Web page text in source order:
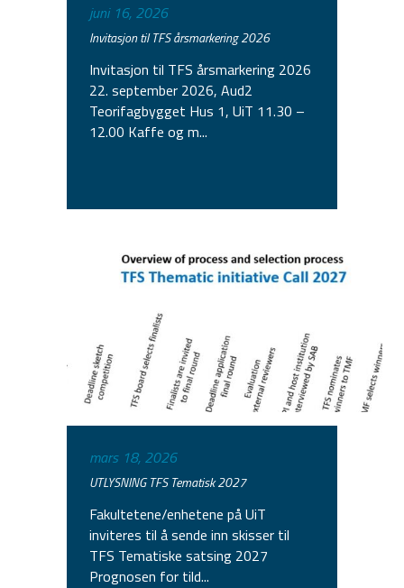
juni 16, 2026
Invitasjon til TFS årsmarkering 2026
Invitasjon til TFS årsmarkering 2026
22. september 2026, Aud2
Teorifagbygget Hus 1, UiT 11.30 –
12.00 Kaffe og m...
mars 18, 2026
UTLYSNING TFS Tematisk 2027
Fakultetene/enhetene på UiT
inviteres til å sende inn skisser til
TFS Tematiske satsing 2027
Prognosen for tild...